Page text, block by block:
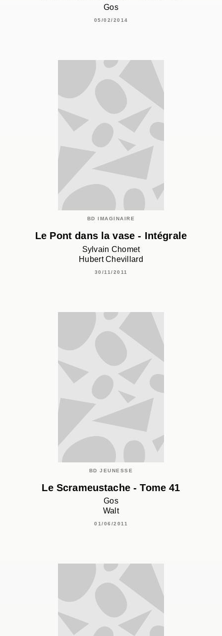
Gos
05/02/2014
BD IMAGINAIRE
Le Pont dans la vase - Intégrale
Sylvain Chomet
Hubert Chevillard
30/11/2011
BD JEUNESSE
Le Scrameustache - Tome 41
Gos
Walt
01/06/2011